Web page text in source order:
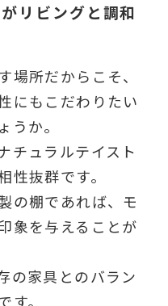
リビングと調和
場所だからこそ、
にもこだわりたい
うか。
チュラルテイスト
性抜群です。
の棚であれば、モ
象を与えることが
の家具とのバラン
。